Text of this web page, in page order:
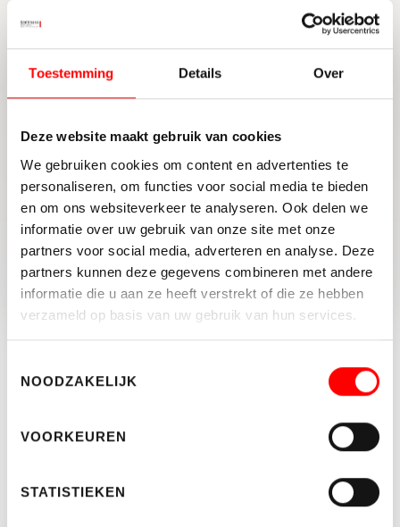
Toestemming Details Over
Deze website maakt gebruik van cookies
We gebruiken cookies om content en advertenties te
personaliseren, om functies voor social media te bieden
en om ons websiteverkeer te analyseren. Ook delen we
informatie over uw gebruik van onze site met onze
partners voor social media, adverteren en analyse. Deze
partners kunnen deze gegevens combineren met andere
informatie die u aan ze heeft verstrekt of die ze hebben
verzameld op basis van uw gebruik van hun services.
NOODZAKELIJK
VOORKEUREN
STATISTIEKEN
BEOORDEELD MET:
10 10
10 10
SERVICE EN
DELEN:
TERUG NAAR OVERZICHT
Schrijf je hier in voor de nieuwsbrief.